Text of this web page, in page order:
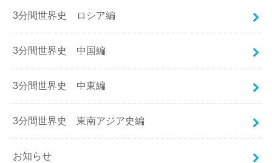
3分間世界史 ロシア編
3分間世界史 中国編
3分間世界史 中東編
3分間世界史 東南アジア史編
お知らせ